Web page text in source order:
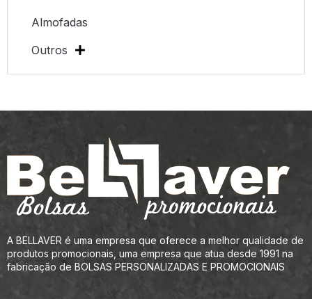
Almofadas
Outros
A BELLAVER é uma empresa que oferece a melhor qualidade de
produtos promocionais, uma empresa que atua desde 1991 na
fabricação de BOLSAS PERSONALIZADAS E PROMOCIONAIS